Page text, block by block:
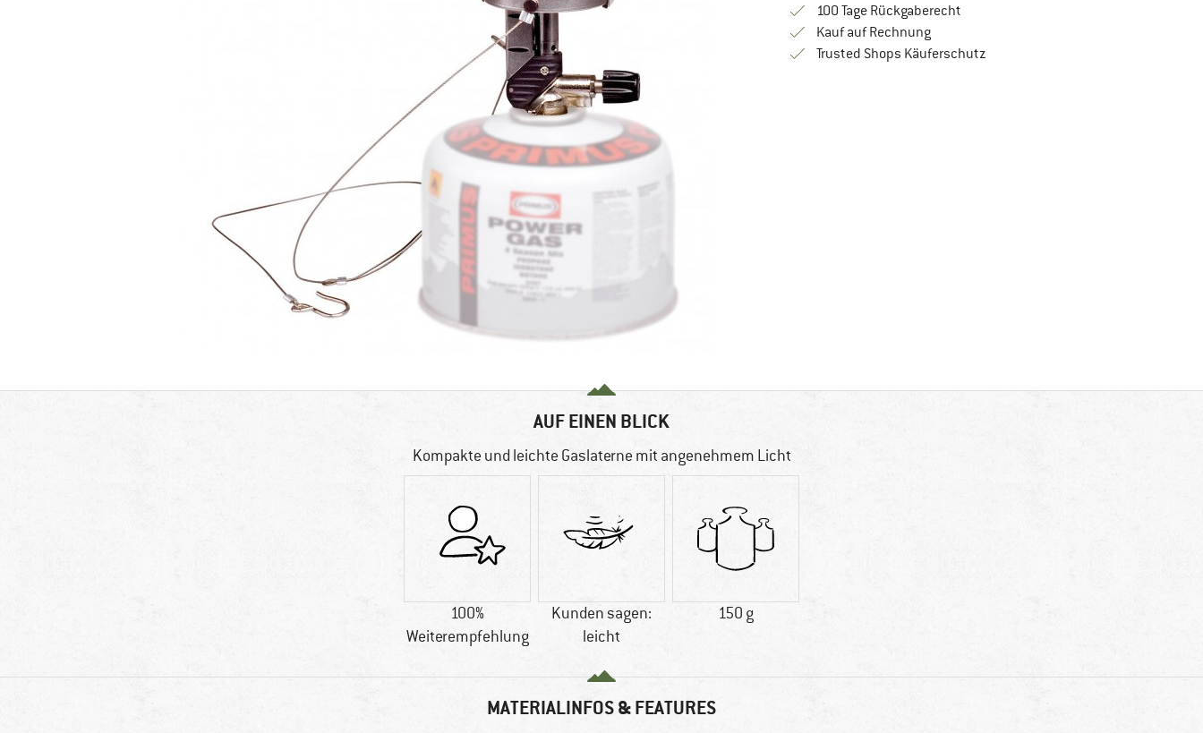
100 Tage RückgaberechtGehe hier zu den Rückgabe-Richtlinien
Kauf auf RechnungFinde die Zahlungs-Infos hier! Öffnet sich in
Trusted Shops KäuferschutzFinde alle Infos hier!
AUF EINEN BLICK
Kompakte und leichte Gaslaterne mit angenehmem Licht
100%
Weiterempfehlung
Kunden sagen:
leicht
150 g
MATERIALINFOS & FEATURES